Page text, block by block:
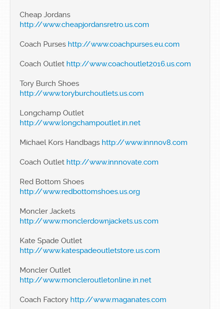
Cheap Jordans
http://www.cheapjordansretro.us.com
Coach Purses http://www.coachpurses.eu.com
Coach Outlet http://www.coachoutlet2016.us.com
Tory Burch Shoes
http://www.toryburchoutlets.us.com
Longchamp Outlet
http://www.longchampoutlet.in.net
Michael Kors Handbags http://www.innnov8.com
Coach Outlet http://www.innnovate.com
Red Bottom Shoes
http://www.redbottomshoes.us.org
Moncler Jackets
http://www.monclerdownjackets.us.com
Kate Spade Outlet
http://www.katespadeoutletstore.us.com
Moncler Outlet
http://www.moncleroutletonline.in.net
Coach Factory http://www.maganates.com